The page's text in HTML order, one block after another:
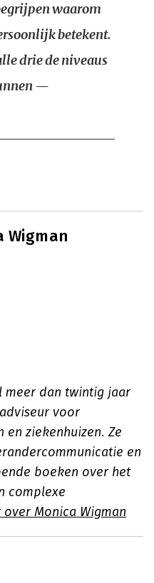
waarom
betekent.
drie de niveaus
—
Wigman
meer dan twintig jaar
voor
en ziekenhuizen. Ze
en
boeken over het
complexe
over Monica Wigman